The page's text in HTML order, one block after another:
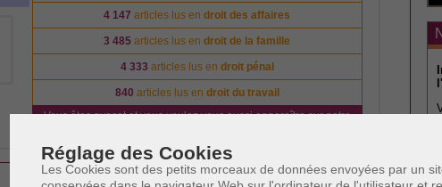
Réglage des Cookies
Les Cookies sont des petits morceaux de données envoyées par un
4 147 articles lus endroit des affaires
3 485 articles lus endroit de la famille
4 333 articles lus en droit pénal
840 articles lus en droit du travail
Vous êtes avocat et vous voulez vous aussi apparaître sur notre